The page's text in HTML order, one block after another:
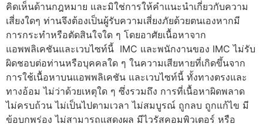
คิดเห็นด้านกฎหมาย และมิใช่การให้คำแนะนำเกี่ยวกับความ
เสี่ยงใดๆ ท่านจึงต้องเป็นผู้รับความเสี่ยงภัยด้วยตนเองหากมี
การกระทำหรือตัดสินใจใด ๆ โดยอาศัยเนื้อหาจาก
แอพพลิเคชันและเวบไซท์นี้ IMC และพนักงานของ IMC ไม่รับ
ผิดชอบต่อท่านหรือบุคคลใด ๆ ในความเสียหายที่เกิดขึ้นจาก
การใช้เนื้อหาบนแอพพลิเคชัน และเวบไซท์นี้ ทั้งทางตรงและ
ทางอ้อม ไม่ว่าด้วยเหตุใด ๆ ซึ่งรวมถึง การที่เนื้อหาผิดพลาด
ไม่ครบถ้วน ไม่เป็นไปตามเวลา ไม่สมบูรณ์ ถูกลบ ถูกแก้ไข มี
ข้อบกพร่อง ไม่สามารถแสดงผล มีไวรัสคอมพิวเตอร์ หรือ